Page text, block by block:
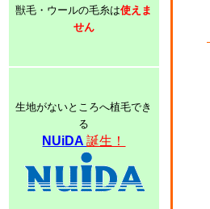
獣毛・ウールの毛糸は使えま
せん
生地がないところへ植毛でき
る
NUiDA誕生！